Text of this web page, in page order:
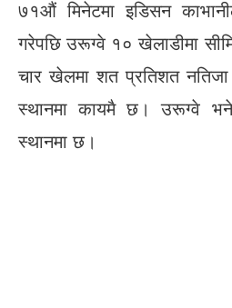
७१औं मिनेटमा इडिसन
गरेपछि उरूग्वे १० खेलाडीमा
चार खेलमा शत प्रतिशत नतिजा
स्थानमा कायमै छ। उरूग्वे
स्थानमा छ।